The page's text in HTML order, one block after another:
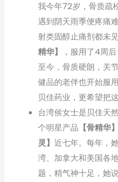
我今年72岁，骨质疏
遇到阴天雨季便疼痛
射类固醇止痛剂都未
精华】
，服用了4周
至今，骨质硬朗，关
健品的老伴也开始服用
贝佳药业，更希望把
台湾侯女士是贝佳天
个明星产品 【骨精华】
灵】 近七年。每年，
湾、加拿大和美国各
题，精气神十足，她